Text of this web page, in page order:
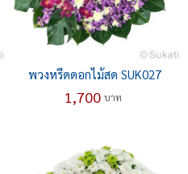
พวงหรีดดอกไม้สด SUK027
1,700 บาท